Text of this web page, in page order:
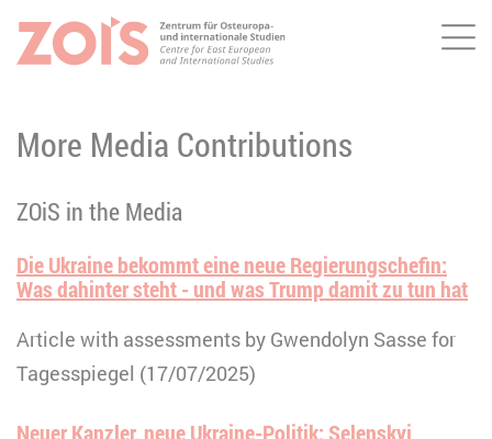
JUMP TO MAIN CONTENT
JUMP TO THE SEARCH
More Media Contributions
ZOiS in the Media
Die Ukraine bekommt eine neue Regierungschefin:
Was dahinter steht - und was Trump damit zu tun hat
Article with assessments by Gwendolyn Sasse for
Tagesspiegel (17/07/2025)
Neuer Kanzler, neue Ukraine-Politik: Selenskyj